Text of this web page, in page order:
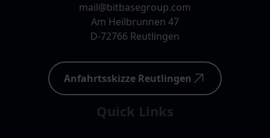
mail@bitbasegroup.com
Am Heilbrunnen 47
D-72766 Reutlingen
Anfahrtsskizze Reutlingen
Quick Links